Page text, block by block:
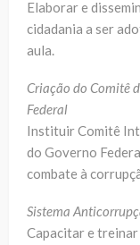
Elaborar e
cidadania a ser
aula.
Criação do Comitê
Federal
Instituir Comitê
do Governo
combate à
Sistema
Capacitar e treinar